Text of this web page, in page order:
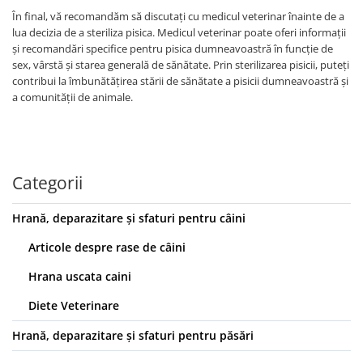
În final, vă recomandăm să discutați cu medicul veterinar înainte de a
lua decizia de a steriliza pisica. Medicul veterinar poate oferi informații
și recomandări specifice pentru pisica dumneavoastră în funcție de
sex, vârstă și starea generală de sănătate. Prin sterilizarea pisicii, puteți
contribui la îmbunătățirea stării de sănătate a pisicii dumneavoastră și
a comunității de animale.
Categorii
Hrană, deparazitare și sfaturi pentru câini
Articole despre rase de câini
Hrana uscata caini
Diete Veterinare
Hrană, deparazitare și sfaturi pentru păsări